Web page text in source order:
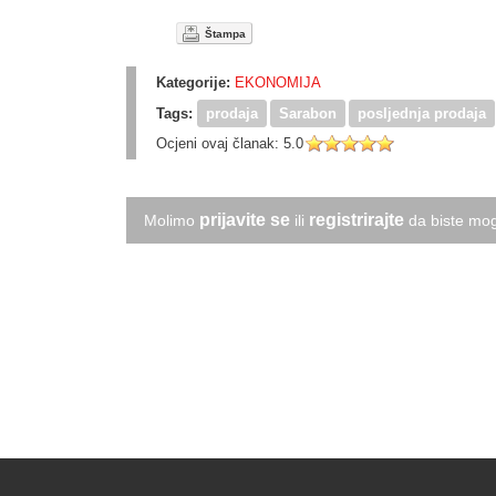
Štampa
Kategorije: EKONOMIJA
Tags:
prodaja Sarabon
posljednja prodaja
Ocjeni ovaj članak: 5.0
Molimo prijavite se ili registrirajte da biste